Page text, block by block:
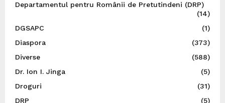
Departamentul pentru Românii de Pretutindeni (DRP)
(14)
DGSAPC
(1)
Diaspora
(373)
Diverse
(588)
Dr. Ion I. Jinga
(5)
Droguri
(31)
DRP
(5)